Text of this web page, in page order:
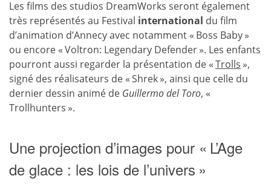
Les films des studios DreamWorks seront également
très représentés au Festival international du film
d’animation d’Annecy avec notamment « Boss Baby »
ou encore « Voltron: Legendary Defender ». Les enfants
pourront aussi regarder la présentation de «Trolls »,
signé des réalisateurs de « Shrek », ainsi que celle du
dernier dessin animé de Guillermo del Toro, «
Trollhunters ».
Une projection d’images pour « L’Age
de glace : les lois de l’univers »